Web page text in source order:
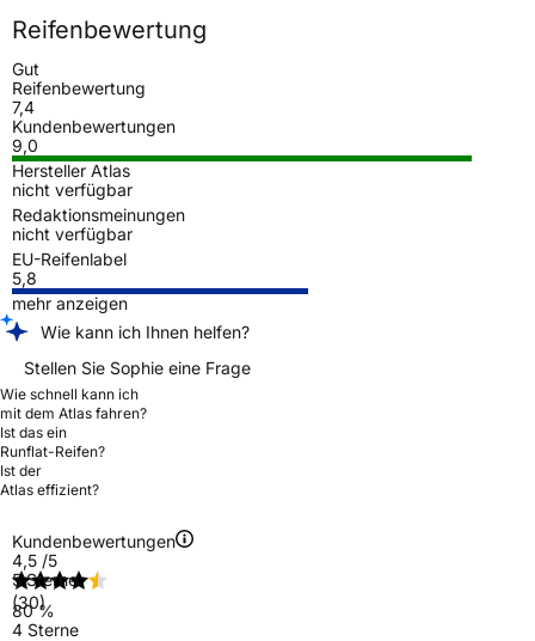
Reifenbewertung
Gut
Reifenbewertung
7,4
Kundenbewertungen
9,0
Hersteller Atlas
nicht verfügbar
Redaktionsmeinungen
nicht verfügbar
EU-Reifenlabel
5,8
mehr anzeigen
Wie kann ich Ihnen helfen?
Stellen Sie Sophie eine Frage
Wie schnell kann ich
mit dem Atlas fahren?
Ist das ein
Runflat-Reifen?
Ist der
Atlas effizient?
Kundenbewertungen
4,5 /5
(30)
5 Sterne
80 %
4 Sterne